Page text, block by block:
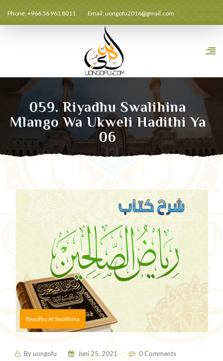
Phone: +966 56 961 8011 Email:uongofu2016@gmail.com
059. Riyadhu Swalihina
Mlango Wa Ukweli Hadithi Ya
06
Riyadhu Al Swalihina
Byuongofu Juni 25, 2021 0 Comments